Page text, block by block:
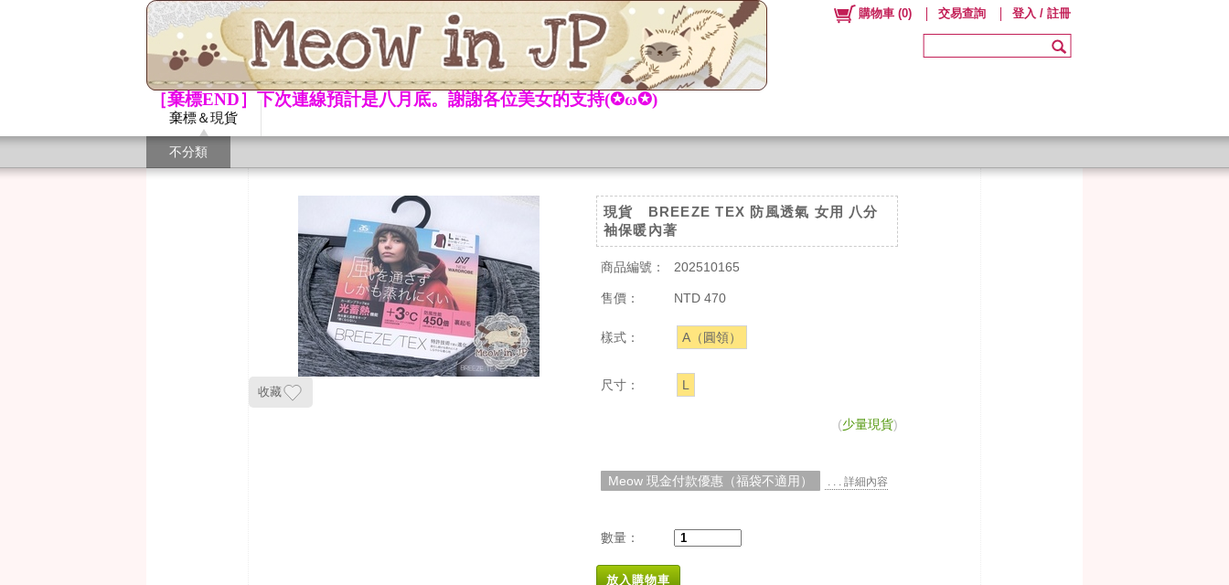
棄標＆現貨
購物車 (0) 交易查詢 登入 / 註冊
不分類
收藏
現貨 BREEZE TEX 防風透氣 女用 八分
袖保暖內著
商品編號： 202510165
售價： NTD 470
樣式： A（圓領）
尺寸： L
(少量現貨)
Meow 現金付款優惠（福袋不適用） . . . 詳細內容
數量：
放入購物車
［棄標END］下次連線預計是八月底。謝謝各位美女的支持(✪ω✪)